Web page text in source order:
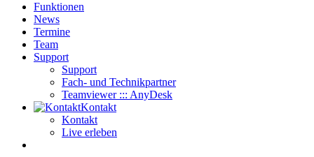
Funktionen
News
Termine
Team
Support
Support
Fach- und Technikpartner
Teamviewer ::: AnyDesk
Kontakt
Kontakt
Live erleben